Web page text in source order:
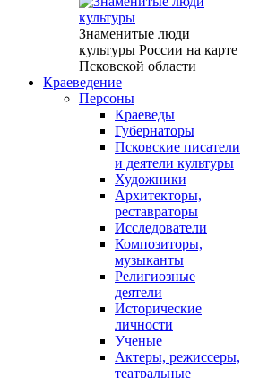
Знаменитые люди
культуры России на карте
Псковской области
Краеведение
Персоны
Краеведы
Губернаторы
Псковские писатели
и деятели культуры
Художники
Архитекторы,
реставраторы
Исследователи
Композиторы,
музыканты
Религиозные
деятели
Исторические
личности
Ученые
Актеры, режиссеры,
театральные